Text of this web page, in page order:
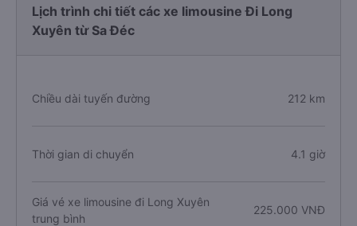
Lịch trình chi tiết các xe limousine Đi Long
Xuyên từ Sa Đéc
Chiều dài tuyến đường 212 km
Thời gian di chuyển 4.1 giờ
Giá vé xe limousine đi Long Xuyên
trung bình
225.000 VNĐ